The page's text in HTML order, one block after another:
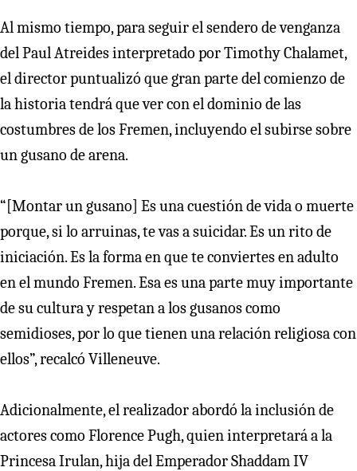
Al mismo tiempo, para seguir el sendero de venganza
del Paul Atreides interpretado por Timothy Chalamet,
el director puntualizó que gran parte del comienzo de
la historia tendrá que ver con el dominio de las
costumbres de los Fremen, incluyendo el subirse sobre
un gusano de arena.
“[Montar un gusano] Es una cuestión de vida o muerte
porque, si lo arruinas, te vas a suicidar. Es un rito de
iniciación. Es la forma en que te conviertes en adulto
en el mundo Fremen. Esa es una parte muy importante
de su cultura y respetan a los gusanos como
semidioses, por lo que tienen una relación religiosa con
ellos”, recalcó Villeneuve.
Adicionalmente, el realizador abordó la inclusión de
actores como Florence Pugh, quien interpretará a la
Princesa Irulan, hija del Emperador Shaddam IV